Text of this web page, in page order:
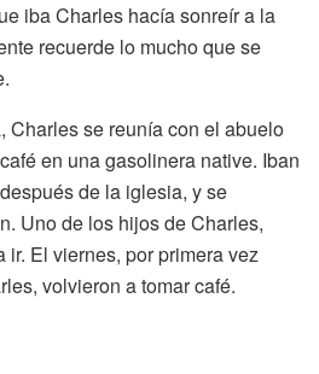
iba Charles hacía sonreír a la
recuerde lo mucho que se
Charles se reunía con el abuelo
en una gasolinera native. Iban
de la iglesia, y se
Uno de los hijos de Charles,
ir. El viernes, por primera vez
volvieron a tomar café.